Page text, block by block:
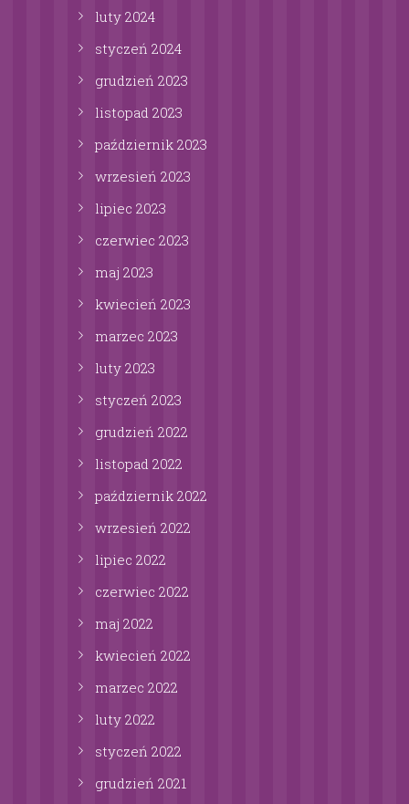
luty 2024
styczeń 2024
grudzień 2023
listopad 2023
październik 2023
wrzesień 2023
lipiec 2023
czerwiec 2023
maj 2023
kwiecień 2023
marzec 2023
luty 2023
styczeń 2023
grudzień 2022
listopad 2022
październik 2022
wrzesień 2022
lipiec 2022
czerwiec 2022
maj 2022
kwiecień 2022
marzec 2022
luty 2022
styczeń 2022
grudzień 2021